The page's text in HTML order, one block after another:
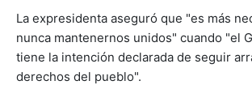
La expresidenta aseguró que "es más
nunca mantenernos unidos" cuando "el
tiene la intención declarada de seguir
derechos del pueblo".